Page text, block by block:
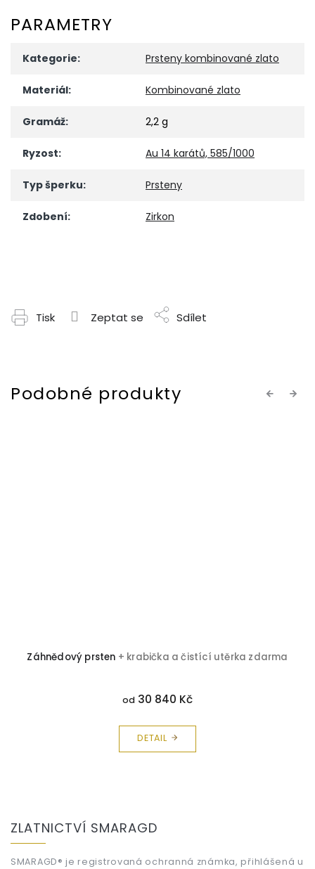
PARAMETRY
Kategorie: Prsteny kombinované zlato
Materiál: Kombinované zlato
Gramáž: 2,2 g
Ryzost: Au 14 karátů, 585/1000
Typ šperku: Prsteny
Zdobení: Zirkon
Tisk Zeptat se Sdílet
Previous
Záhnědový prsten + krabička a čistící utěrka zdarma
od 30 840 Kč
DETAIL
Next
ZLATNICTVÍ SMARAGD
SMARAGD® je registrovaná ochranná známka, přihlášená u